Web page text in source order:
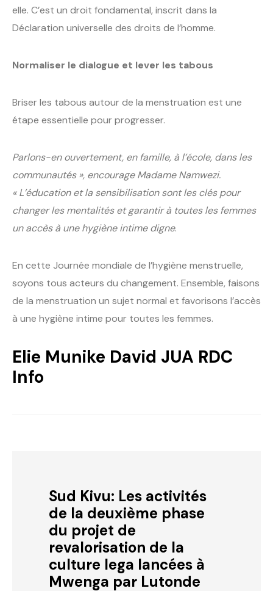
elle. C’est un droit fondamental, inscrit dans la
Déclaration universelle des droits de l’homme.
Normaliser le dialogue et lever les tabous
Briser les tabous autour de la menstruation est une
étape essentielle pour progresser.
Parlons-en ouvertement, en famille, à l’école, dans les
communautés », encourage Madame Namwezi.
« L’éducation et la sensibilisation sont les clés pour
changer les mentalités et garantir à toutes les femmes
un accès à une hygiène intime digne.
En cette Journée mondiale de l’hygiène menstruelle,
soyons tous acteurs du changement. Ensemble, faisons
de la menstruation un sujet normal et favorisons l’accès
à une hygiène intime pour toutes les femmes.
Elie Munike David JUA RDC
Info
Sud Kivu: Les activités
de la deuxième phase
du projet de
revalorisation de la
culture lega lancées à
Mwenga par Lutonde